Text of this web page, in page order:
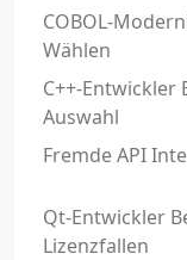
COBOL-
Wählen
C++-Entwickler
Auswahl
Fremde API
Qt-Entwickler
Lizenzfallen